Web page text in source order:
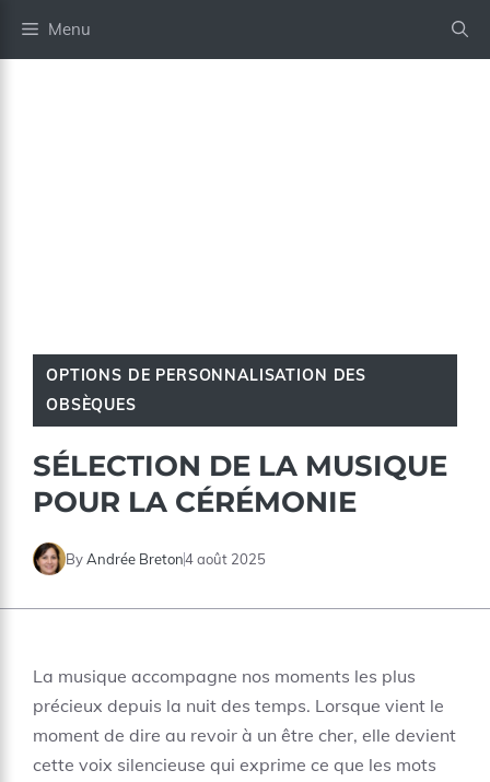
Menu
OPTIONS DE PERSONNALISATION DES
OBSÈQUES
SÉLECTION DE LA MUSIQUE
POUR LA CÉRÉMONIE
ByAndrée Breton4 août 2025
La musique accompagne nos moments les plus
précieux depuis la nuit des temps. Lorsque vient le
moment de dire au revoir à un être cher, elle devient
cette voix silencieuse qui exprime ce que les mots